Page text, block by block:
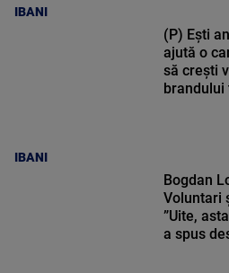
IBANI
IBANI
(P) Ești
ajută o
să crești
brandului
Bogdan
Voluntari
”Uite,
a spus